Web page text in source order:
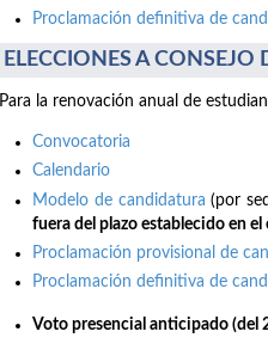
Proclamación definitiva de
ELECCIONES A
Para la renovación anual de
Convocatoria
Calendario
Modelo de candidatura (por
fuera del plazo establecido en el
Proclamación provisional de
Proclamación definitiva de
Voto presencial anticipado (del